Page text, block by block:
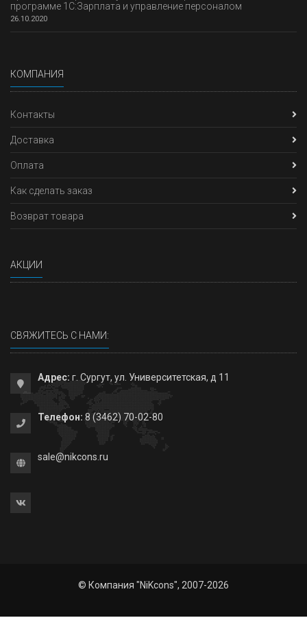
программе 1С:Зарплата и управление персоналом
26.10.2020
КОМПАНИЯ
Контакты
Доставка
Оплата
Как сделать заказ
Возврат товара
АКЦИИ
СВЯЖИТЕСЬ С НАМИ:
Адрес: г. Сургут, ул. Университетская, д 11
Телефон:8 (3462) 70-02-80
sale@nikcons.ru
© Компания "NiKcons", 2007-2026